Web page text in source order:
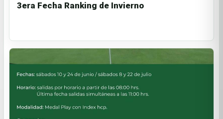
3era Fecha Ranking de Invierno